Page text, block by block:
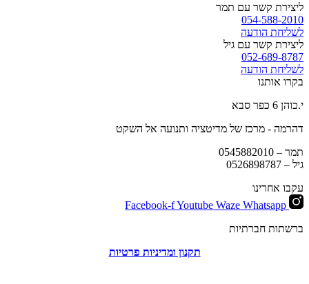
ליצירת קשר עם תמר
054-588-2010
לשליחת הודעה
ליצירת קשר עם גיל
052-689-8787
לשליחת הודעה
בקרו אותנו
י.כוהן 6 כפר סבא
דהרמה - מרכז של מדיטציה ותנועה אל השקט
תמר – 0545882010
גיל – 0526898787
עקבו אחרינו
Facebook-fYoutube Waze Whatsapp
ברשתות חברתיות
תקנון ומדיניות פרטיות